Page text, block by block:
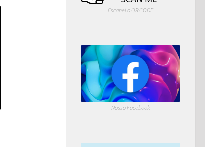
Escanei o QR CODE
Nosso Facebook